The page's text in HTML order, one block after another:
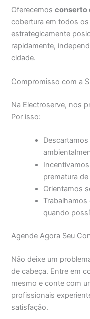
Oferecemosconserto
cobertura em todos
estrategicamente
rapidamente,
cidade.
Compromisso com a
Na Electroserve, nos
Por isso:
prematura
Orientamos
quando
Agende Agora Seu
Não deixe um
de cabeça. Entre em
mesmo e conte com
profissionais
satisfação.